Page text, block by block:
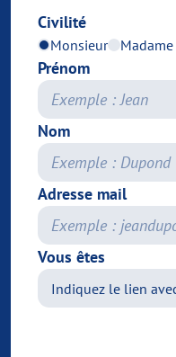
Civilité
Monsieur Madame
Prénom
Nom
Adresse mail
Vous êtes